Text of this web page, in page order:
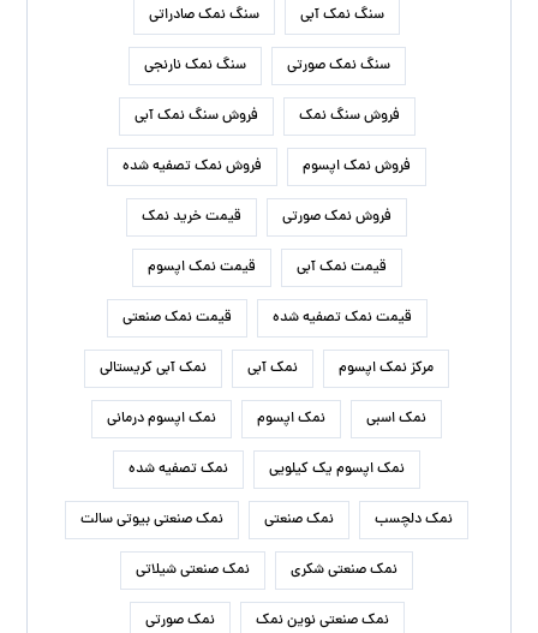
سنگ نمک آبی سنگ نمک صادراتی
سنگ نمک صورتی سنگ نمک نارنجی
فروش سنگ نمک فروش سنگ نمک آبی
فروش نمک اپسوم فروش نمک تصفیه شده
فروش نمک صورتی قیمت خرید نمک
قیمت نمک آبی قیمت نمک اپسوم
قیمت نمک تصفیه شده قیمت نمک صنعتی
مرکز نمک اپسوم نمک آبی نمک آبی کریستالی
نمک اسبی نمک اپسوم نمک اپسوم درمانی
نمک اپسوم یک کیلویی نمک تصفیه شده
نمک دلچسب نمک صنعتی نمک صنعتی بیوتی سالت
نمک صنعتی شکری نمک صنعتی شیلاتی
نمک صنعتی نوین نمک نمک صورتی